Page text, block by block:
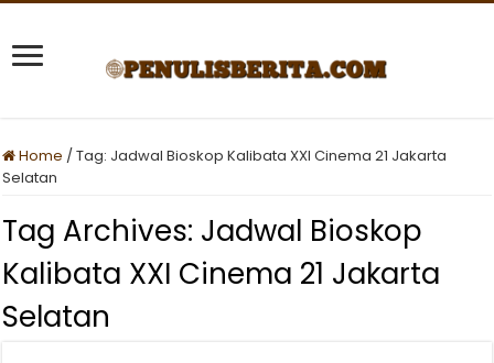
Home /Tag: Jadwal Bioskop Kalibata XXI Cinema 21 Jakarta
Selatan
Tag Archives: Jadwal Bioskop
Kalibata XXI Cinema 21 Jakarta
Selatan